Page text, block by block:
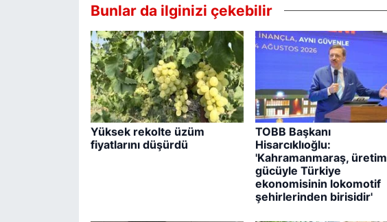
Bunlar da ilginizi çekebilir
Yüksek rekolte üzüm
fiyatlarını düşürdü
TOBB Başkanı
Hisarcıklıoğlu:
'Kahramanmaraş, üretim
gücüyle Türkiye
ekonomisinin lokomotif
şehirlerinden birisidir'